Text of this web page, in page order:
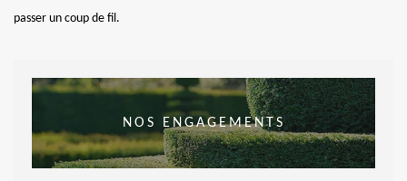
passer un coup de fil.
NOS ENGAGEMENTS